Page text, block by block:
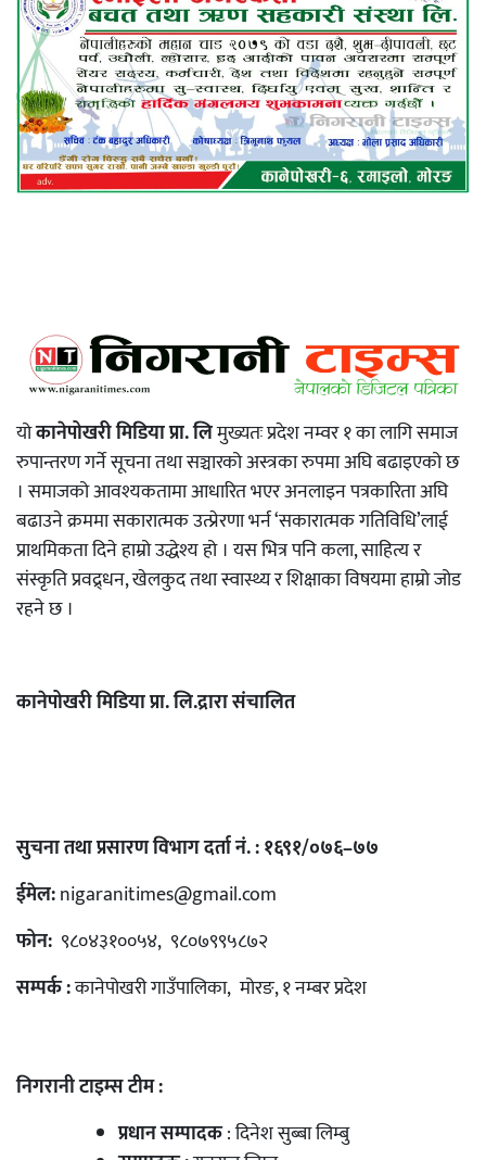
योकानेपोखरी मिडिया प्रा. लिमुख्यतः प्रदेश नम्वर १ का लागि समाज
रुपान्तरण गर्ने सूचना तथा सञ्चारको अस्त्रका रुपमा अघि बढाइएको छ
। समाजको आवश्यकतामा आधारित भएर अनलाइन पत्रकारिता अघि
बढाउने क्रममा सकारात्मक उत्प्रेरणा भर्न ‘सकारात्मक गतिविधि’लाई
प्राथमिकता दिने हाम्रो उद्धेश्य हो । यस भित्र पनि कला, साहित्य र
संस्कृति प्रवद्र्धन, खेलकुद तथा स्वास्थ्य र शिक्षाका विषयमा हाम्रो जोड
रहने छ ।
कानेपोखरी मिडिया प्रा. लि.द्रारा संचालित
सुचना तथा प्रसारण विभाग दर्ता नं. : १६९१/०७६–७७
ईमेल:nigaranitimes@gmail.com
फोन: ९८०४३१००५४, ९८०७९९५८७२
सम्पर्क :कानेपोखरी गाउँपालिका, मोरङ, १ नम्बर प्रदेश
निगरानी टाइम्स टीम :
प्रधान सम्पादक: दिनेश सुब्बा लिम्बु